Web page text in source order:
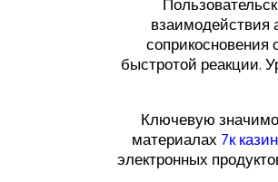
взаимодействия
соприкосновения
быстротой реакции.
Ключевую
материалах 7к
электронных